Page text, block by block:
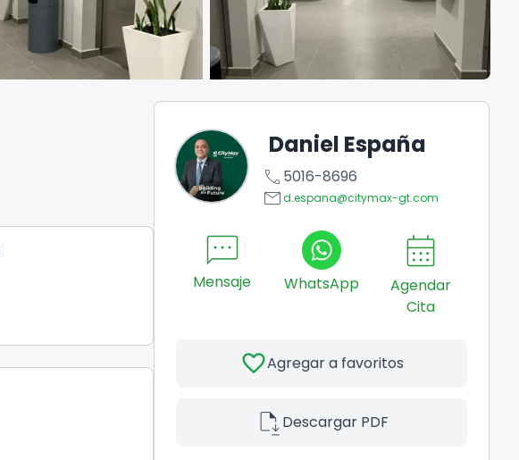
Daniel España
call 5016-8696
emaild.espana@citymax-gt.com
sms
Mensaje WhatsApp
calendar_month
Agendar
Cita
favoriteAgregar a favoritos
file_saveDescargar PDF